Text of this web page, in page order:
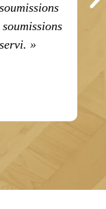
meilleur prix.
entrepreneurs qui